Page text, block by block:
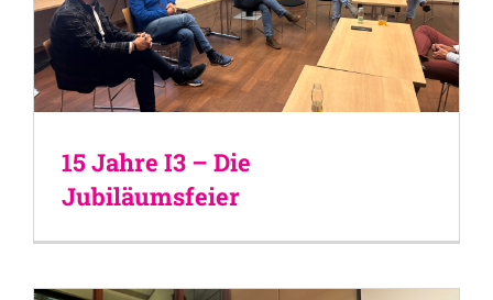
15 Jahre I3 – Die
Jubiläumsfeier